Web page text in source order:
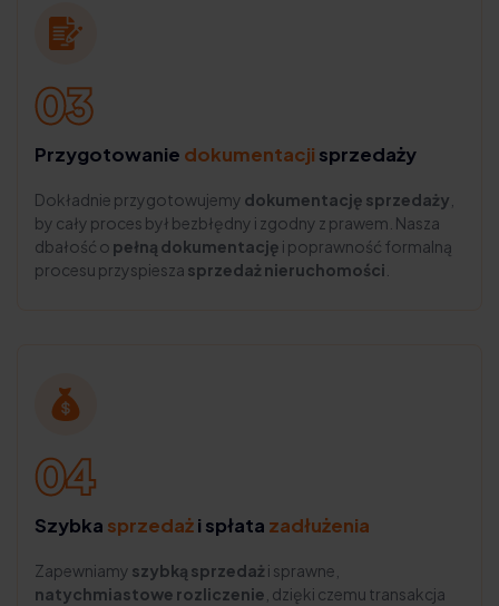
Przygotowanie dokumentacji sprzedaży
Dokładnie przygotowujemy dokumentację sprzedaży
by cały proces był bezbłędny i zgodny z prawem. Nasza
dbałość o pełną dokumentację i poprawność formalną
procesu przyspiesza sprzedaż nieruchomości
Szybka sprzedażi spłata zadłużenia
Zapewniamy szybką sprzedaż i sprawne,
natychmiastowe rozliczenie , dzięki czemu transakcja